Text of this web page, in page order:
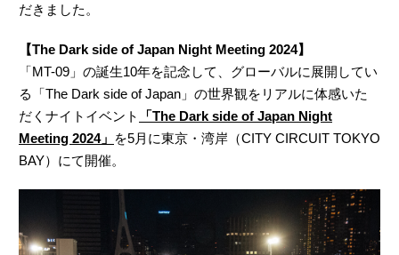
だきました。
【The Dark side of Japan Night Meeting 2024】
「MT-09」の誕生10年を記念して、グローバルに展開してい
る「The Dark side of Japan」の世界観をリアルに体感いた
だくナイトイベント
「The Dark side of Japan Night
Meeting 2024」 を5月に東京・湾岸（CITY CIRCUIT TOKYO
BAY）にて開催。